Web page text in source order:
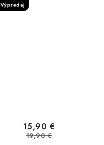
Výpredaj
15,90 €
19,90 €